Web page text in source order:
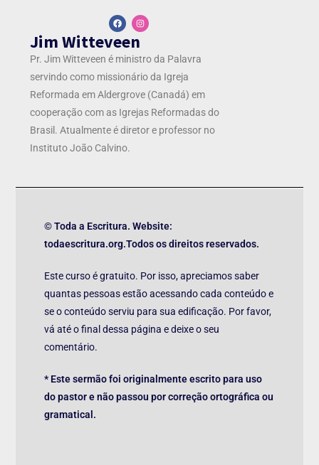
Jim Witteveen
Pr. Jim Witteveen é ministro da Palavra
servindo como missionário da Igreja
Reformada em Aldergrove (Canadá) em
cooperação com as Igrejas Reformadas do
Brasil. Atualmente é diretor e professor no
Instituto João Calvino.
© Toda a Escritura. Website:
todaescritura.org.Todos os direitos reservados.
Este curso é gratuito. Por isso, apreciamos saber
quantas pessoas estão acessando cada conteúdo e
se o conteúdo serviu para sua edificação. Por favor,
vá até o final dessa página e deixe o seu
comentário.
* Este sermão foi originalmente escrito para uso
do pastor e não passou por correção ortográfica ou
gramatical.